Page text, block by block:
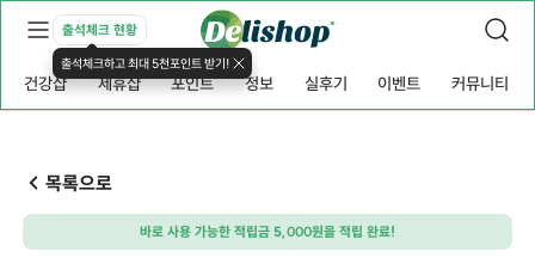
출석체크 현황
출석체크하고 최대 5천포인트 받기!
건강샵 제휴샵 포인트 정보 실후기 이벤트 커뮤니티
목록으로
바로 사용 가능한 적립금 5,000원을 적립 완료!